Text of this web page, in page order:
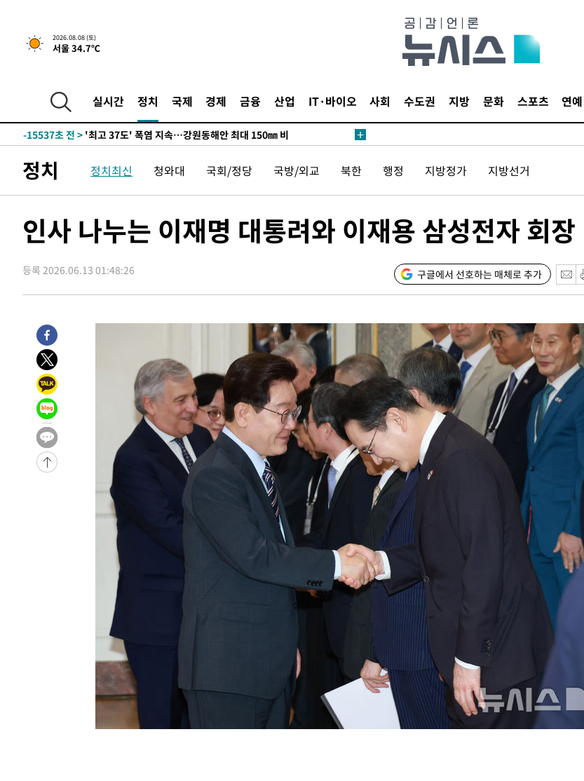
2026.08.08 (토)
서울 34.7℃
실시간 정치 국제 경제 금융 산업 IT·바이오 사회 수도권 지방 문화 스포츠 연예
-8663초 전 > [속보]뉴욕증시 상승 마감…S&P 0.6% 나스닥 1.3%↑
주 날씨]
-28399초 전 >
축구협회 "압수수색·성접대 논란 사과…쇄신의 기회로 삼겠다"
-26916초 전 >
송"
-15537초 전 > '최고 37도' 폭염 지속…강원동해안 최대 150㎜ 비
-31381초 전 >
극한폭염 한풀 꺾이지만…'낮 최고 35도' 무더위, 열대야 계속[다음
-28399초 전 >축구협회 "압수수색·성접대 논란 사과…쇄신의 기회로 삼겠다"
송"
-15537초 전 > '최고 37도' 폭염 지속…강원동해안 최대 150㎜ 비
정치 정치최신 청와대 국회/정당 국방/외교 북한 행정 지방정가 지방선거
인사 나누는 이재명 대통려와 이재용 삼성전자 회장
등록 2026.06.13 01:48:26 구글에서 선호하는 매체로 추가
하리수 "미키정
2
표창원, 남규
렸습니다"
3
백혈병 재발
았다" 눈물